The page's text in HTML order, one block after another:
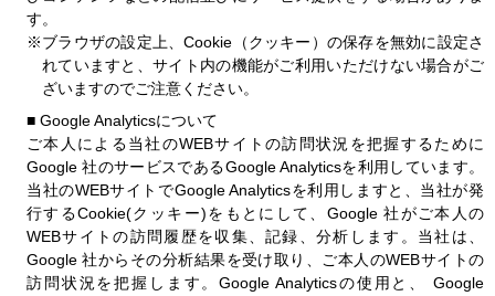
す。
※ブラウザの設定上、Cookie（クッキー）の保存を無効に設定さ
れていますと、サイト内の機能がご利用いただけない場合がご
ざいますのでご注意ください。
■ Google Analyticsについて
ご本人による当社のWEBサイトの訪問状況を把握するために
Google 社のサービスであるGoogle Analyticsを利用しています。
当社のWEBサイトでGoogle Analyticsを利用しますと、当社が発
行するCookie(クッキー)をもとにして、Google 社がご本人の
WEBサイトの訪問履歴を収集、記録、分析します。当社は、
Google 社からその分析結果を受け取り、ご本人のWEBサイトの
訪問状況を把握します。Google Analyticsの使用と、 Google